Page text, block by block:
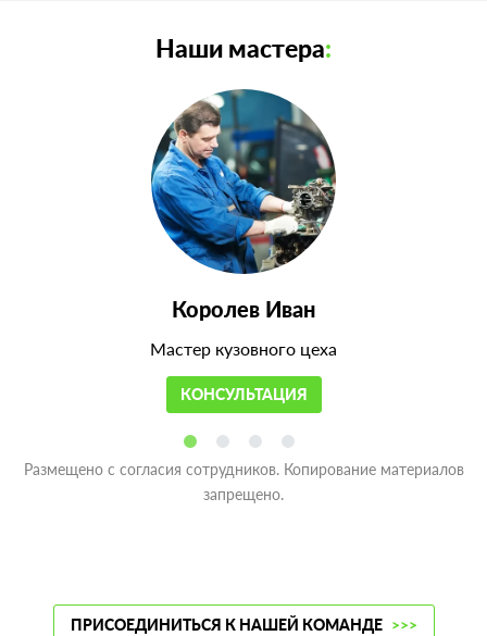
Наши мастера:
Королев Иван
Мастер кузовного цеха
КОНСУЛЬТАЦИЯ
Размещено с согласия сотрудников. Копирование материалов
запрещено.
ПРИСОЕДИНИТЬСЯ К НАШЕЙ КОМАНДЕ >>>